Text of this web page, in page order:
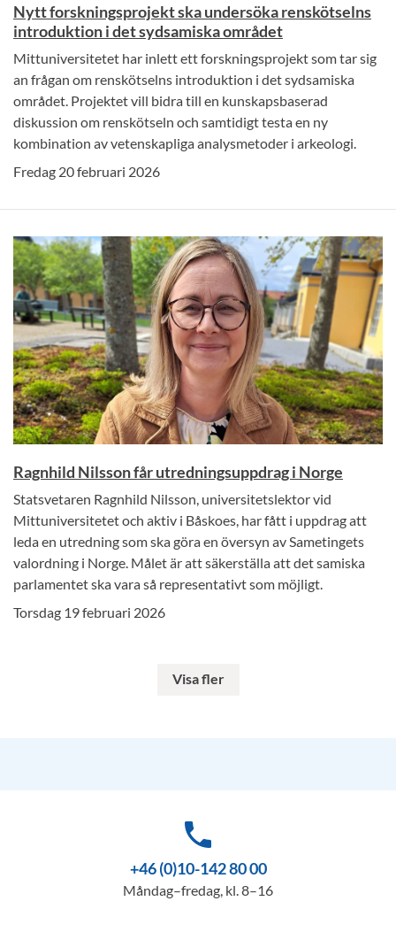
Nytt forskningsprojekt ska undersöka renskötselns
introduktion i det sydsamiska området
Mittuniversitetet har inlett ett forskningsprojekt som tar sig
an frågan om renskötselns introduktion i det sydsamiska
området. Projektet vill bidra till en kunskapsbaserad
diskussion om renskötseln och samtidigt testa en ny
kombination av vetenskapliga analysmetoder i arkeologi.
Fredag 20 februari 2026
Ragnhild Nilsson får utredningsuppdrag i Norge
Statsvetaren Ragnhild Nilsson, universitetslektor vid
Mittuniversitetet och aktiv i Båskoes, har fått i uppdrag att
leda en utredning som ska göra en översyn av Sametingets
valordning i Norge. Målet är att säkerställa att det samiska
parlamentet ska vara så representativt som möjligt.
Torsdag 19 februari 2026
Visa fler
phone
+46 (0)10-142 80 00
Måndag–fredag, kl. 8–16